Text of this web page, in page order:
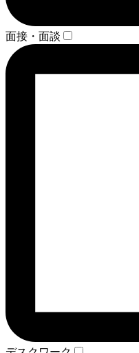
面接・面談